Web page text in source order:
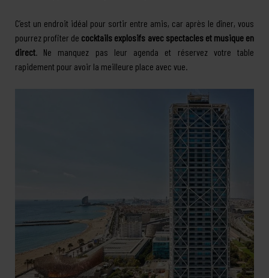
C’est un endroit idéal pour sortir entre amis, car après le dîner, vous
pourrez profiter de cocktails explosifs avec spectacles et musique en
direct. Ne manquez pas leur agenda et réservez votre table
rapidement pour avoir la meilleure place avec vue.